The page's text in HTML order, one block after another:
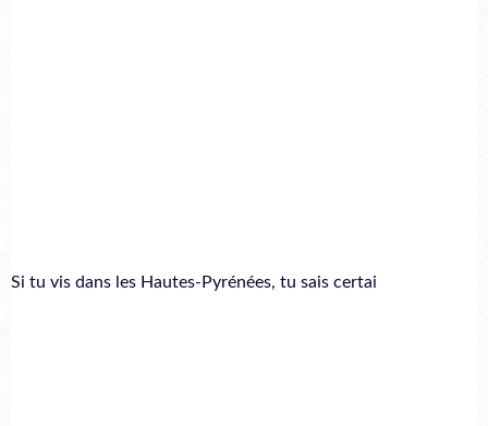
Si tu vis dans les Hautes-Pyrénées, tu sais certai